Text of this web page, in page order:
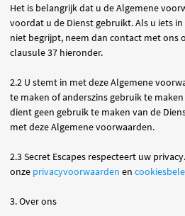
Het is belangrijk dat u de Algemene
voordat u de Dienst gebruikt. Als u iets
niet begrijpt, neem dan contact met ons
clausule 37 hieronder.
2.2 U stemt in met deze Algemene
te maken of anderszins gebruik te
dient geen gebruik te maken van de
met deze Algemene voorwaarden.
2.3 Secret Escapes respecteert uw
onze privacyvoorwaarden en
3. Over ons